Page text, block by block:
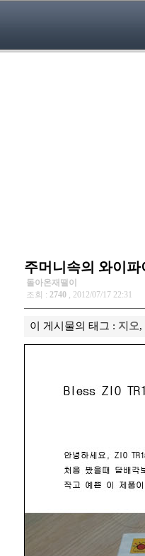
주머니속의 와이
돌아온재떨이
조회 : 2740 , 2012/07/17 22:31
이 게시물의 태그 : 지오,